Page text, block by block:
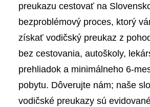
preukazu cestovať na
bezproblémový proces, ktorý
získať vodičský preukaz z
bez cestovania, autoškoly,
prehliadok a minimálneho 6-
pobytu. Dôverujte nám; naše
vodičské preukazy sú